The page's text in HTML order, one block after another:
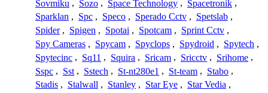
Sovmiku , Sozo , Space Technology , Spacetronik ,
Sparklan , Spc , Speco , Sperado Cctv , Spetslab ,
Spider , Spigen , Spotai , Spotcam , Sprint Cctv ,
Spy Cameras , Spycam , Spyclops , Spydroid , Spytech ,
Spytecinc , Sq11 , Squira , Sricam , Sricctv , Srihome ,
Sspc , Sst , Sstech , St-nt280e1 , St-team , Stabo ,
Stadis , Stalwall , Stanley , Star Eye , Star Vedia ,